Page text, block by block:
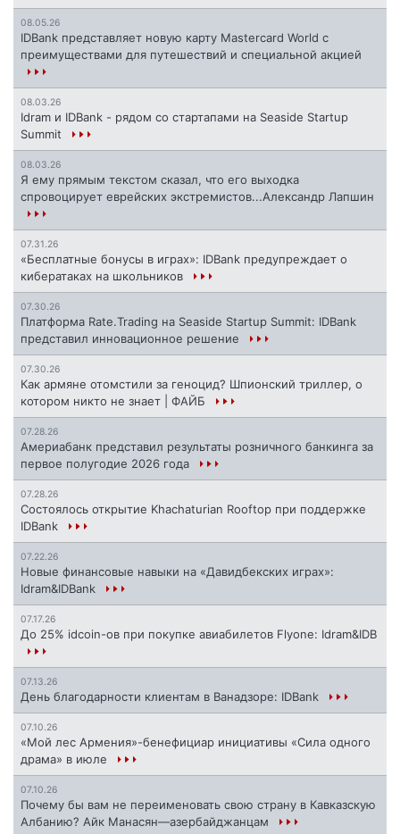
08.05.26
IDBank представляет новую карту Mastercard World с
преимуществами для путешествий и специальной акцией
08.03.26
Idram и IDBank - рядом со стартапами на Seaside Startup
Summit
08.03.26
Я ему прямым текстом сказал, что его выходка
спровоцирует еврейских экстремистов...Александр Лапшин
07.31.26
«Бесплатные бонусы в играх»: IDBank предупреждает о
кибератаках на школьников
07.30.26
Платформа Rate.Trading на Seaside Startup Summit: IDBank
представил инновационное решение
07.30.26
Как армяне отомстили за геноцид? Шпионский триллер, о
котором никто не знает | ФАЙБ
07.28.26
Америабанк представил результаты розничного банкинга за
первое полугодие 2026 года
07.28.26
Состоялось открытие Khachaturian Rooftop при поддержке
IDBank
07.22.26
Новые финансовые навыки на «Давидбекских играх»:
Idram&IDBank
07.17.26
До 25% idcoin-ов при покупке авиабилетов Flyone: Idram&IDB
07.13.26
День благодарности клиентам в Ванадзоре: IDBank
07.10.26
«Мой лес Армения»-бенефициар инициативы «Сила одного
драма» в июле
07.10.26
Почему бы вам не переименовать свою страну в Кавказскую
Албанию? Айк Манасян—азербайджанцам